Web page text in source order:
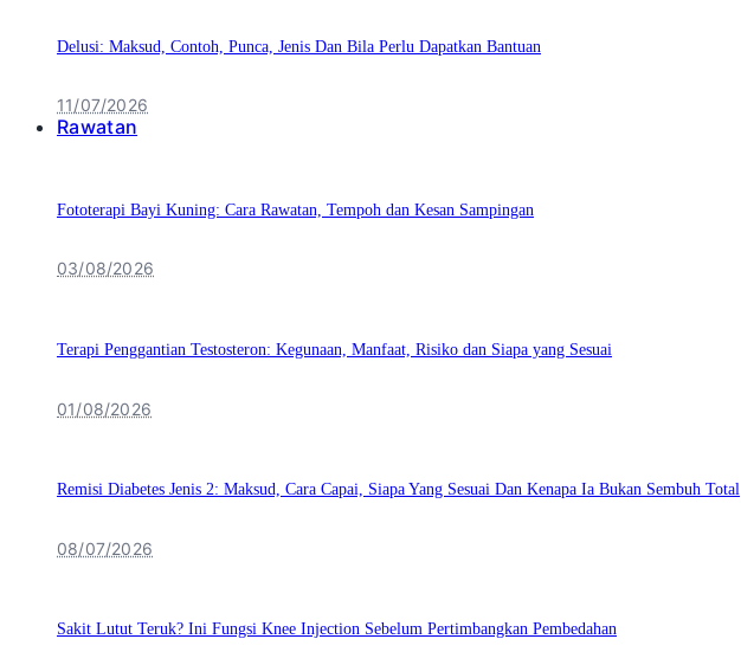
Delusi: Maksud, Contoh, Punca, Jenis Dan Bila Perlu Dapatkan Bantuan
11/07/2026
Rawatan
Fototerapi Bayi Kuning: Cara Rawatan, Tempoh dan Kesan Sampingan
03/08/2026
Terapi Penggantian Testosteron: Kegunaan, Manfaat, Risiko dan Siapa yang Sesuai
01/08/2026
Remisi Diabetes Jenis 2: Maksud, Cara Capai, Siapa Yang Sesuai Dan Kenapa Ia Bukan Sembuh Total
08/07/2026
Sakit Lutut Teruk? Ini Fungsi Knee Injection Sebelum Pertimbangkan Pembedahan